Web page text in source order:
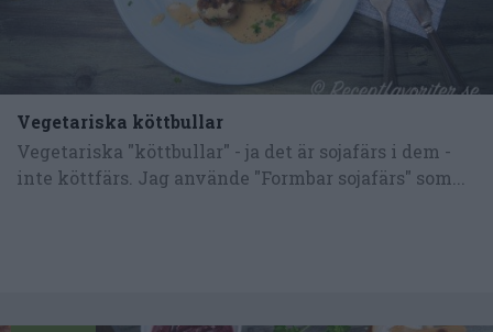
Vegetariska köttbullar
Vegetariska "köttbullar" - ja det är sojafärs i dem -
inte köttfärs. Jag använde "Formbar sojafärs" som...